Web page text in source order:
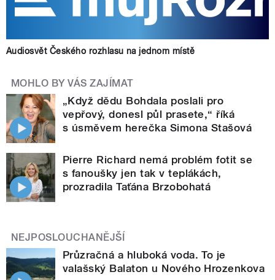
Audiosvět Českého rozhlasu na jednom místě
MOHLO BY VÁS ZAJÍMAT
„Když dědu Bohdala poslali pro
vepřový, donesl půl prasete,“ říká
s úsměvem herečka Simona Stašová
Pierre Richard nemá problém fotit se
s fanoušky jen tak v teplákách,
prozradila Taťána Brzobohatá
NEJPOSLOUCHANĚJŠÍ
Průzračná a hluboká voda. To je
valašský Balaton u Nového Hrozenkova